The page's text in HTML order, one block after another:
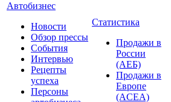
Автобизнес
Новости
Обзор прессы
События
Интервью
Рецепты
успеха
Персоны
Статистика
Продажи в
России
(АЕБ)
Продажи в
Европе
(ACEA)